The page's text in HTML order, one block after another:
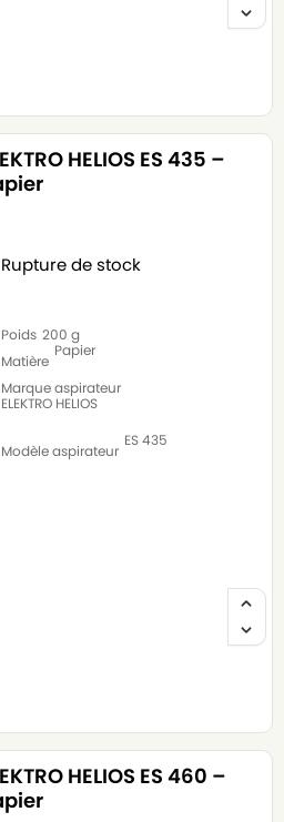
HELIOS ES 435 –
Rupture de stock
Poids 200 g
Matière
Papier
Marque aspirateur
ELEKTRO HELIOS
Modèle aspirateur
ES 435
HELIOS ES 460 –